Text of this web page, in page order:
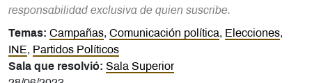
responsabilidad exclusiva de quien suscribe.
Temas: Campañas, Comunicación política, Elecciones,
INE , Partidos Políticos
Sala que resolvió: Sala Superior